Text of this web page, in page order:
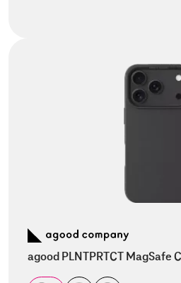
agood PLNTPRTCT MagSafe